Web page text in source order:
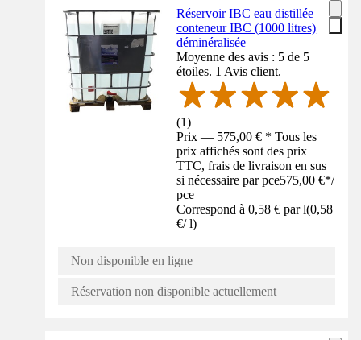
Réservoir IBC eau distillée
conteneur IBC (1000 litres)
déminéralisée
Moyenne des avis : 5 de 5
étoiles. 1 Avis client.
(1)
Prix — 575,00 € * Tous les
prix affichés sont des prix
TTC, frais de livraison en sus
si nécessaire par pce575,00 €*/
pce
Correspond à 0,58 € par l(0,58
€/ l)
Non disponible en ligne
Réservation non disponible actuellement